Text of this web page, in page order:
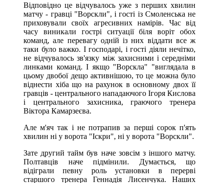
Відповідно це відчувалось уже з перших хвилин
матчу - гравці "Ворскли", і гості із Смоленська не
приховували своїх агресивних намірів. Час від
часу виникали гострі ситуації біля воріт обох
команд, але перевагу одній із них віддати все ж
таки було важко. І господарі, і гості діяли нечітко,
не відчувалось зв'язку між захисними і середніми
линками команд. І якщо "Ворскла" "виглядала в
цьому двобої дещо активнішою, то це можна було
віднести хіба що на рахунок в основному двох її
гравців - центрального нападаючого Ігоря Кислова
і центрального захисника, граючого тренера
Віктора Камарзеєва.
Але м'яч так і не потрапив за перші сорок п'ять
хвилин ні у ворота "Іскри", ні у ворота "Ворскли".
Зате другий тайм був наче зовсім з іншого матчу.
Полтавців наче підмінили. Думається, що
відіграли певну роль установки в перерві
старшого тренера Геннадія Лисенчука. Наших